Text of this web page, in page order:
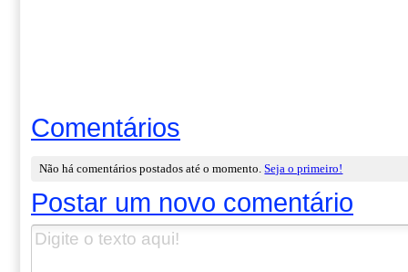
Comentários
Não há comentários postados até o momento.Seja o primeiro!
Postar um novo comentário